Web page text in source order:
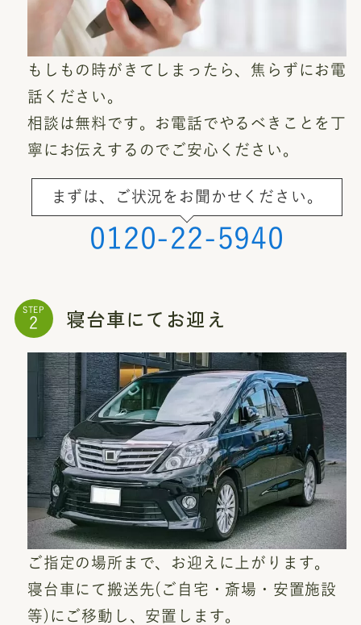
もしもの時がきてしまったら、焦らずにお電
話ください。
相談は無料です。お電話でやるべきことを丁
寧にお伝えするのでご安心ください。
まずは、ご状況をお聞かせください。
0120-22-5940
STEP 寝台車にてお迎え
ご指定の場所まで、お迎えに上がります。
寝台車にて搬送先(ご自宅・斎場・安置施設
等)にご移動し、安置します。